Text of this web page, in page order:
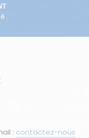
: contactez-nous